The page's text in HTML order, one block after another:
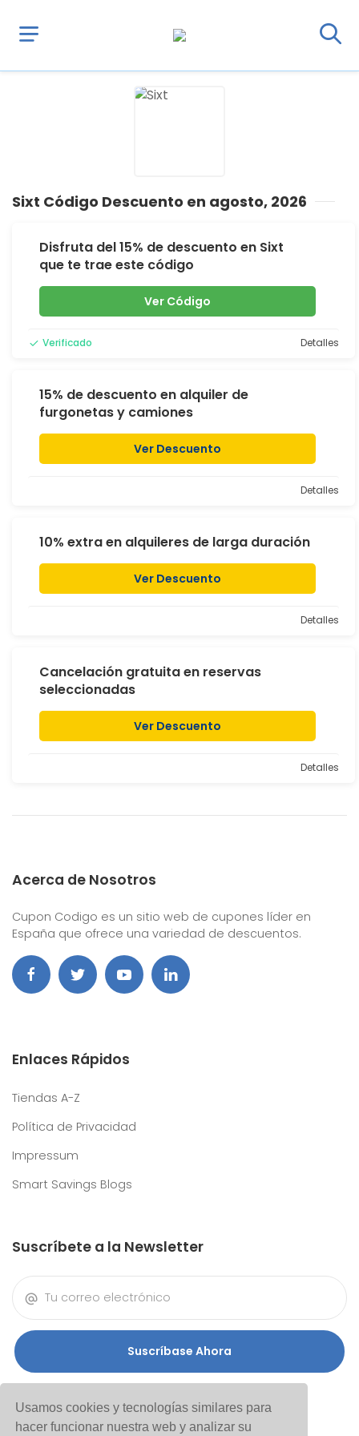
Usamos cookies y tecnologías similares para
hacer funcionar nuestra web y analizar su
Sixt Código Descuento en agosto, 2026
Disfruta del 15% de descuento en Sixt
que te trae este código
Ver Código
Verificado Detalles
15% de descuento en alquiler de
furgonetas y camiones
Ver Descuento
Detalles
10% extra en alquileres de larga duración
Ver Descuento
Detalles
Cancelación gratuita en reservas
seleccionadas
Ver Descuento
Detalles
Acerca de Nosotros
Cupon Codigo es un sitio web de cupones líder en
España que ofrece una variedad de descuentos.
Enlaces Rápidos
Tiendas A-Z
Política de Privacidad
Impressum
Smart Savings Blogs
Suscríbete a la Newsletter
Suscríbase Ahora